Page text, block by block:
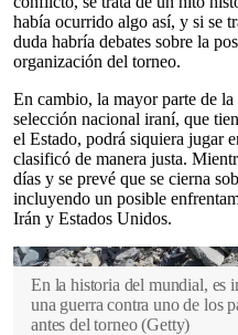
había ocurrido algo así, y si se
duda habría debates sobre la
organización del torneo.
En cambio, la mayor parte de
selección nacional iraní, que
el Estado, podrá siquiera jugar
clasificó de manera justa.
días y se prevé que se cierna
incluyendo un posible
Irán y Estados Unidos.
En la historia del mundial, es
una guerra contra uno de los
antes del torneo (Getty)